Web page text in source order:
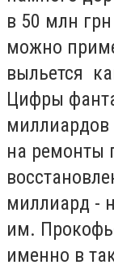
в 50 млн
можно
выльется
Цифры
на ремонты
миллиард -
им.
именно в